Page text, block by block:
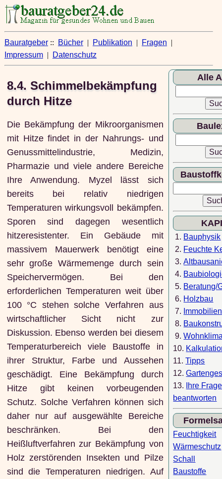
Bauratgeber:: Bücher| Publikation | Fragen |
Impressum| Datenschutz
8.4. Schimmelbekämpfung
durch Hitze
Die Bekämpfung der Mikroorganismen
mit Hitze findet in der Nahrungs- und
Genussmittelindustrie, Medizin,
Pharmazie und viele andere Bereiche
Ihre Anwendung. Myzel lässt sich
bereits bei relativ niedrigen
Temperaturen wirkungsvoll bekämpfen.
Sporen sind dagegen wesentlich
hitzeresistenter. Ein Gebäude mit
massivem Mauerwerk benötigt eine
sehr große Wärmemenge durch sein
Speichervermögen. Bei den
erforderlichen Temperaturen weit über
100 °C stehen solche Verfahren aus
wirtschaftlicher Sicht nicht zur
Diskussion. Ebenso werden bei diesem
Temperaturbereich viele Baustoffe in
ihrer Struktur, Farbe und Aussehen
geschädigt. Eine Bekämpfung durch
Hitze gibt keinen vorbeugenden
Schutz. Solche Verfahren können sich
daher nur auf ausgewählte Bereiche
beschränken. Bei den
Heißluftverfahren zur Bekämpfung von
Holz zerstörenden Insekten und Pilze
sind die Temperaturen niedrigen. Auf
Alle
1. Bauphysik
2. Feuchte
3.
4.
5. Beratung/
6. Holzbau
7. Immobilien
8.
9.
10.
11.Tipps
12.
13.
Ihre
beantworten
Feuchtigkeit
Wärmeschutz
Schall
Baustoffe